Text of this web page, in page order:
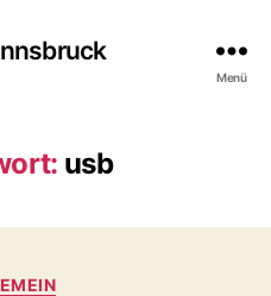
Menü
usb
K